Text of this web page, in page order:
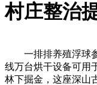
村庄整治
一排排养殖浮球参
线万台烘干设备可用
林下掘金，这座深山